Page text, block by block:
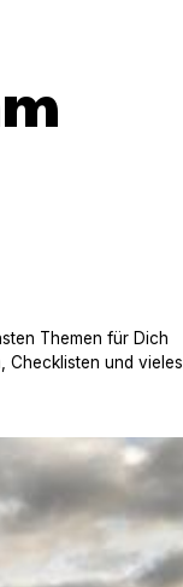
Themen für Dich
Checklisten und vieles